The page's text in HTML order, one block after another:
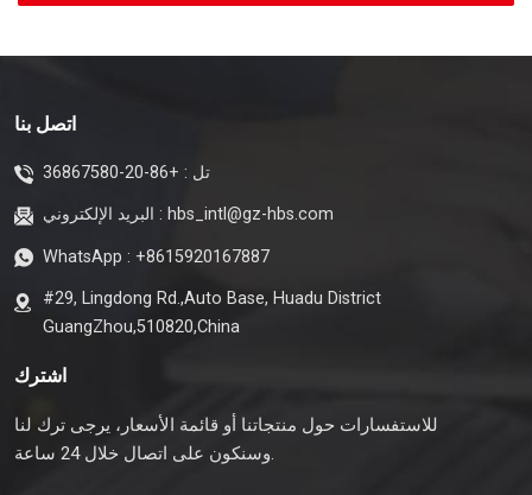
اتصل بنا
تل : +86-20-36867580
البريد الإلكتروني : hbs_intl@gz-hbs.com
WhatsApp : +8615920167887
#29, Lingdong Rd.,Auto Base, Huadu District
GuangZhou,510820,China
اشترك
للاستفسارات حول منتجاتنا أو قائمة الأسعار، يرجى ترك لنا
وسنكون على اتصال خلال 24 ساعة.